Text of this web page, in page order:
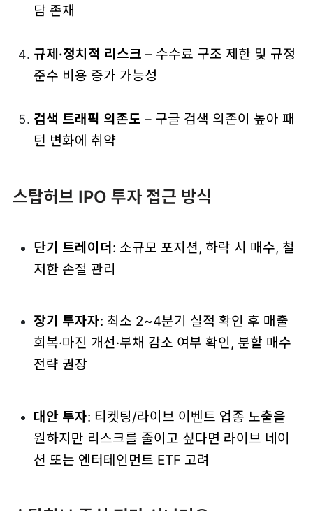
담 존재
규제·정치적 리스크 – 수수료 구조 제한 및 규정
준수 비용 증가 가능성
검색 트래픽 의존도 – 구글 검색 의존이 높아 패
턴 변화에 취약
스탑허브 IPO 투자 접근 방식
단기 트레이더 : 소규모 포지션, 하락 시 매수, 철
저한 손절 관리
장기 투자자: 최소 2~4분기 실적 확인 후 매출
회복·마진 개선·부채 감소 여부 확인, 분할 매수
전략 권장
대안 투자: 티켓팅/라이브 이벤트 업종 노출을
원하지만 리스크를 줄이고 싶다면 라이브 네이
션 또는 엔터테인먼트 ETF 고려